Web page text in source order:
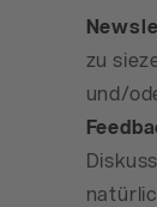
zu
und/